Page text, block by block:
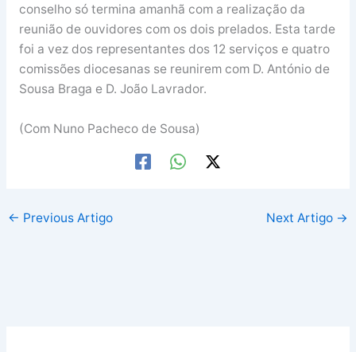
conselho só termina amanhã com a realização da
reunião de ouvidores com os dois prelados. Esta tarde
foi a vez dos representantes dos 12 serviços e quatro
comissões diocesanas se reunirem com D. António de
Sousa Braga e D. João Lavrador.
(Com Nuno Pacheco de Sousa)
← Previous Artigo Next Artigo →